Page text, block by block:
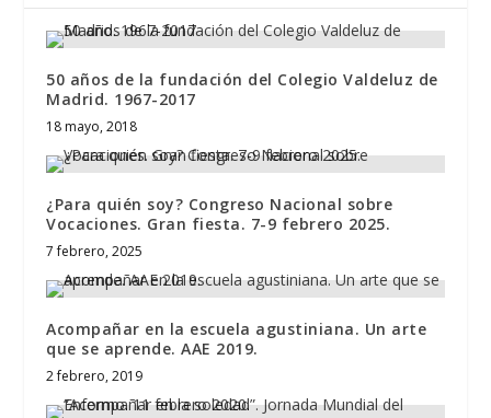
50 años de la fundación del Colegio Valdeluz de
Madrid. 1967-2017
18 mayo, 2018
¿Para quién soy? Congreso Nacional sobre
Vocaciones. Gran fiesta. 7-9 febrero 2025.
7 febrero, 2025
Acompañar en la escuela agustiniana. Un arte
que se aprende. AAE 2019.
2 febrero, 2019